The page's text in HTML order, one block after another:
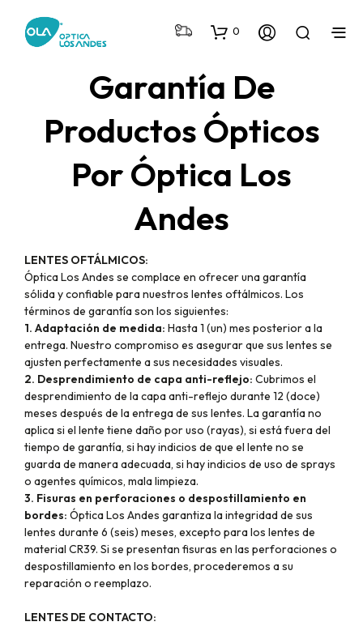
0
Garantía De
Productos Ópticos
Por Óptica Los
Andes
LENTES OFTÁLMICOS:
Óptica Los Andes se complace en ofrecer una garantía
sólida y confiable para nuestros lentes oftálmicos. Los
términos de garantía son los siguientes:
1. Adaptación de medida: Hasta 1 (un) mes posterior a la
entrega. Nuestro compromiso es asegurar que sus lentes se
ajusten perfectamente a sus necesidades visuales.
2. Desprendimiento de capa anti-reflejo: Cubrimos el
desprendimiento de la capa anti-reflejo durante 12 (doce)
meses después de la entrega de sus lentes. La garantía no
aplica si el lente tiene daño por uso (rayas), si está fuera del
tiempo de garantía, si hay indicios de que el lente no se
guarda de manera adecuada, si hay indicios de uso de sprays
o agentes químicos, mala limpieza.
3. Fisuras en perforaciones o despostillamiento en
bordes: Óptica Los Andes garantiza la integridad de sus
lentes durante 6 (seis) meses, excepto para los lentes de
material CR39. Si se presentan fisuras en las perforaciones o
despostillamiento en los bordes, procederemos a su
reparación o reemplazo.
LENTES DE CONTACTO: